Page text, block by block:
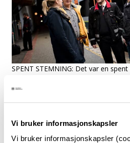
Vi bruker informasjonskapsler
Vi bruker informasjonskapsler
SPENT STEMNING: Det var en
Spenningen er til å ta og føle
Ahead har ikke kommet godt ut
kundeundersøkelse i